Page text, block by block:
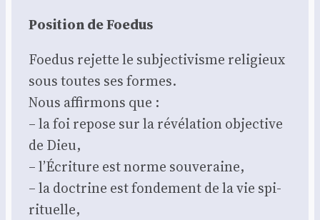
Posi­tion de Foe­dus
Foe­dus rejette le sub­jec­ti­visme reli­gieux
sous toutes ses formes.
Nous affir­mons que :
– la foi repose sur la révé­la­tion objec­tive
de Dieu,
– l’Écriture est norme sou­ve­raine,
– la doc­trine est fon­de­ment de la vie spi­
ri­tuelle,